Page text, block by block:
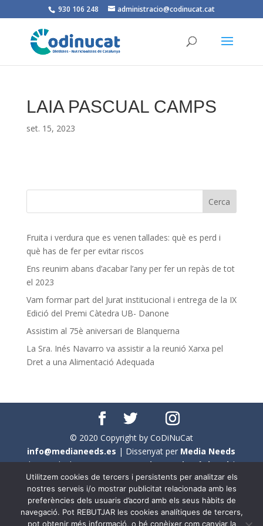
930 106 248 administracio@codinucat.cat
LAIA PASCUAL CAMPS
set. 15, 2023
Fruita i verdura que es venen tallades: què es perd i
què has de fer per evitar riscos
Ens reunim abans d’acabar l’any per fer un repàs de tot
el 2023
Vam formar part del Jurat institucional i entrega de la IX
Edició del Premi Càtedra UB- Danone
Assistim al 75è aniversari de Blanquerna
La Sra. Inés Navarro va assistir a la reunió Xarxa pel
Dret a una Alimentació Adequada
© 2020 Copyright by CoDiNuCat
info@medianeeds.es | Dissenyat per Media Needs
| Tots els drets reservats aCoDiNuCat |Avís legal|
Avís per cookies
En aquest web s'ha tingut en compte l'ús no sexista del
llenguatge. No obstant això, i a causa de la seva
Utilitzem cookies de tercers i persistents per analitzar els
nostres serveis i/o mostrar publicitat relacionada amb les
preferències dels usuaris d’acord amb els seus hàbits de
navegació. Pot REBUTJAR les cookies analítiques de tercers,
pot obtenir més informació, o bé conèixer com canviar la